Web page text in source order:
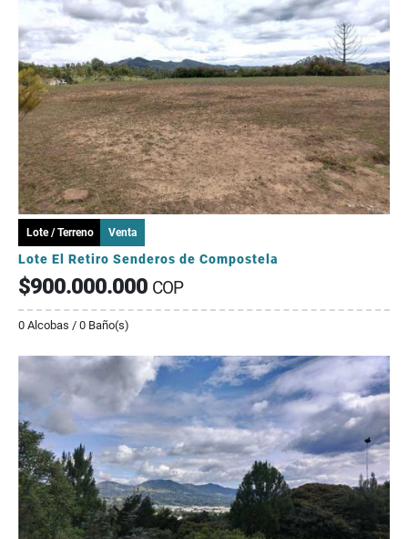
Lote / Terreno Venta
Lote El Retiro Senderos de Compostela
$900.000.000 COP
0 Alcobas / 0 Baño(s)